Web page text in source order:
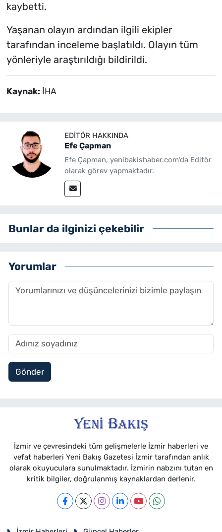
kaybetti.
Yaşanan olayın ardından ilgili ekipler
tarafından inceleme başlatıldı. Olayın tüm
yönleriyle araştırıldığı bildirildi.
Kaynak: İHA
EDITÖR HAKKINDA
Efe Çapman
Efe Çapman, yenibakishaber.com'da Editör
olarak görev yapmaktadır.
Bunlar da ilginizi çekebilir
Yorumlar
Gönder
İzmir ve çevresindeki tüm gelişmelerle İzmir haberleri ve
vefat haberleri Yeni Bakış Gazetesi İzmir tarafından anlık
olarak okuyuculara sunulmaktadır. İzmirin nabzını tutan en
kritik bilgiler, doğrulanmış kaynaklardan derlenir.